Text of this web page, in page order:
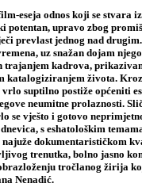
eseja odnos koji se stvara
potentan, upravo zbog
prevlast jednog nad
uz snažan dojam
kadrova,
katalogiziranjem života.
suptilno postiže općeniti
neumitne prolaznosti.
se vješto i gotovo
s eshatološkim
dokumentarističkom
trenutka, bolno jasno
tročlanog žirija
Nenadić.